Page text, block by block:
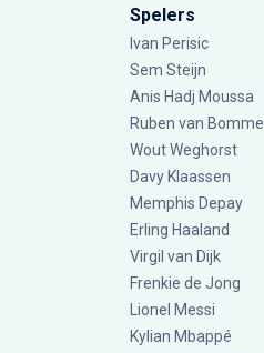
Spelers
Ivan Perisic
Sem Steijn
Anis Hadj Moussa
Ruben van Bommel
Wout Weghorst
Davy Klaassen
Memphis Depay
Erling Haaland
Virgil van Dijk
Frenkie de Jong
Lionel Messi
Kylian Mbappé